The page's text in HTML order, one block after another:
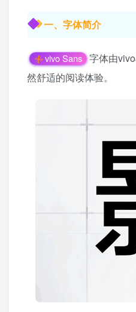
一、字体简介
vivo Sans 字体由
然舒适的阅读体验。